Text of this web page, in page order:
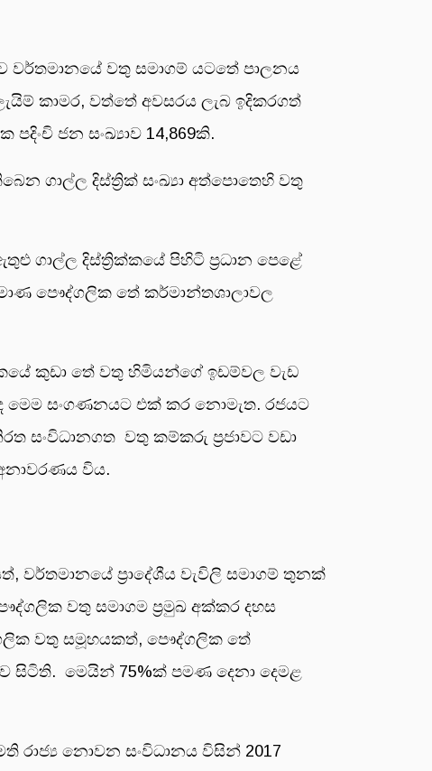
වර්තමානයේ වතු සමාගම් යටතේ පාලනය
කාමර, වත්තේ අවසරය ලැබ ඉදිකරගත්
ජන සංඛ්‍යාව 14,869කි.
ගාල්ල දිස්ත්‍රික් සංඛ්‍යා අත්පොතෙහි වතු
ගාල්ල දිස්ත්‍රික්කයේ පිහිටි ප්‍රධාන පෙළේ
පෞද්ගලික තේ කර්මාන්තශාලාවල
කුඩා තේ වතු හිමියන්ගේ ඉඩම්වල වැඩ
මෙම සංගණනයට එක් කර නොමැත. රජයට
සංවිධානගත වතු කම්කරු ප්‍රජාවට වඩා
විය.
වර්තමානයේ ප්‍රාදේශීය වැවිලි සමාගම් තුනක්
වතු සමාගම ප්‍රමුඛ අක්කර දහස
වතු සමූහයකත්, පෞද්ගලික තේ
සිටිති. මෙයින් 75%ක් පමණ දෙනා දෙමළ
රාජ්‍ය නොවන සංවිධානය විසින් 2017